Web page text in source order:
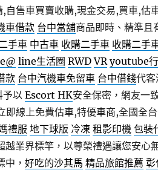
自售車買賣收購,現金交易,買車,估
車借款 台中當舖商品即時、精準且
手車 中古車 收購二手車 收購二手
line生活圈 RWD VR youtube
款 台中汽機車免留車 台中借錢代客
予以 Escort HK安全保密，網友一
即線上免費估車,特優車商,全國全
禮服 地下球版 冷凍 租影印機 包裝
越業界標竿，以尊榮禮遇讓您安心
中， 好吃的沙其馬 精品旅館推薦 彰